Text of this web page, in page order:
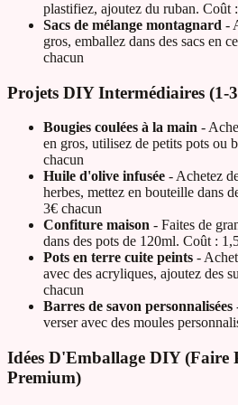
plastifiez, ajoutez du ruban. Coût
Sacs de mélange montagnard -
gros, emballez dans des sacs en
chacun
Projets DIY Intermédiaires (1-
Bougies coulées à la main -
en gros, utilisez de petits pots ou
chacun
Huile d'olive infusée - Achetez
herbes, mettez en bouteille dans
3€ chacun
Confiture maison - Faites de
dans des pots de 120ml. Coût :
Pots en terre cuite peints -
avec des acryliques, ajoutez des
chacun
Barres de savon personnalisées
verser avec des moules
Idées D'Emballage DIY (Faire
Premium)